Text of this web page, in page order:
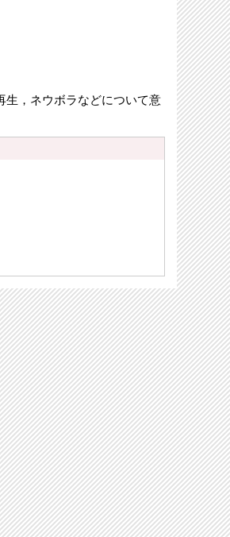
生，ネウボラなどについて意